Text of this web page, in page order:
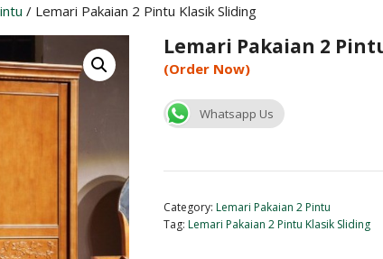
/ Lemari Pakaian 2 Pintu Klasik Sliding
Lemari Pakaian 2
(Order Now)
Whatsapp Us
Category: Lemari Pakaian 2 Pintu
Tag: Lemari Pakaian 2 Pintu Klasik Sliding